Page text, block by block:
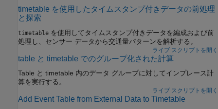
timetable を使用したタイムスタンプ付きデータの前処理
と探索
timetable を使用してタイムスタンプ付きデータを編成および前
処理し、センサー データから交通量パターンを解析する。
ライブ スクリプトを開く
table と timetable でのグループ化された計算
Table と timetable 内のデータ グループに対してインプレース計
算を実行する。
ライブ スクリプトを開く
Add Event Table from External Data to Timetable